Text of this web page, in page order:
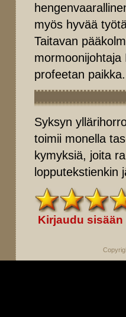
myös hyvää
Taitavan
profeetan paikka.
Syksyn
toimii monella
kymyksiä, joita
lopputekstienkin
Kirjaudu sisään